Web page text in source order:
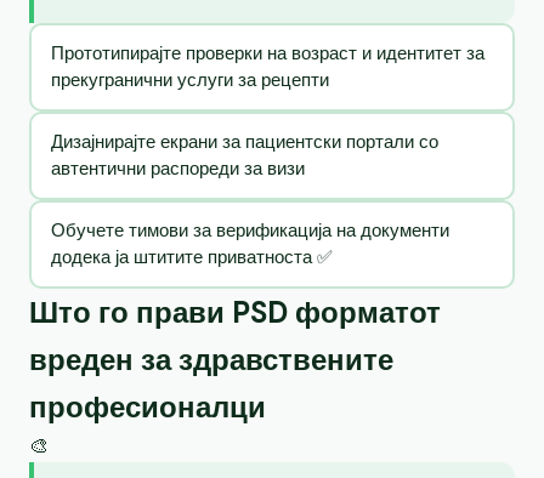
Прототипирајте проверки на возраст и идентитет за
прекугранични услуги за рецепти
Дизајнирајте екрани за пациентски портали со
автентични распореди за визи
Обучете тимови за верификација на документи
додека ја штитите приватноста ✅
Што го прави PSD форматот
вреден за здравствените
професионалци
🎨